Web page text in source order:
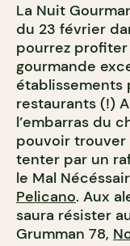
La Nuit
du 23 février
pourrez profiter
gourmande
restaurants (!)
l’embarras du
pouvoir trouver
tenter par un
le Mal
Pelicano. Aux
saura résister
Grumman 78,